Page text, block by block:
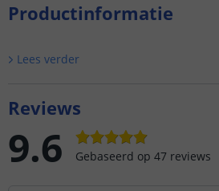
Productinformatie
Lees verder
Reviews
9.6 Gebaseerd op 47 reviews